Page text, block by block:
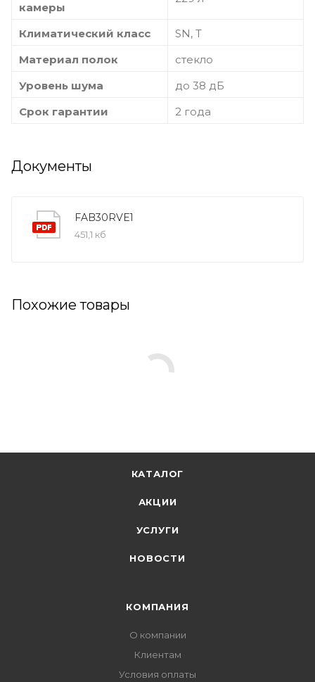
камеры
Климатический класс
SN, T
Материал полок
стекло
Уровень шума
до 38 дБ
Срок гарантии
2 года
Документы
FAB30RVE1
451,1 кб
Похожие товары
КАТАЛОГ
АКЦИИ
УСЛУГИ
НОВОСТИ
КОМПАНИЯ
О компании
Клиентам
Условия оплаты